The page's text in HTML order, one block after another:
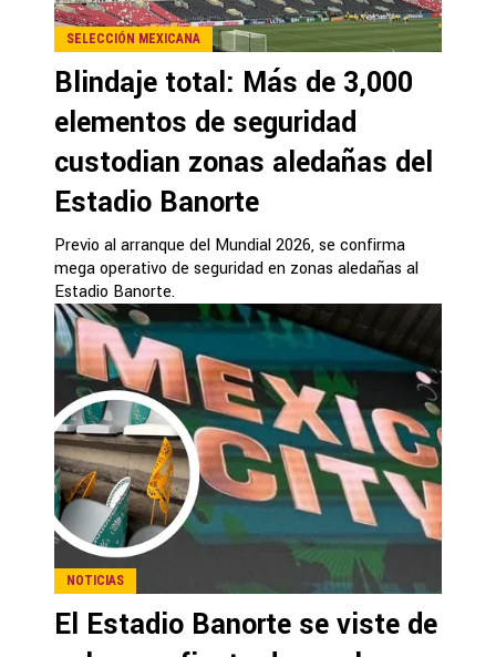
SELECCIÓN MEXICANA
Blindaje total: Más de 3,000
elementos de seguridad
custodian zonas aledañas del
Estadio Banorte
Previo al arranque del Mundial 2026, se confirma
mega operativo de seguridad en zonas aledañas al
Estadio Banorte.
NOTICIAS
El Estadio Banorte se viste de